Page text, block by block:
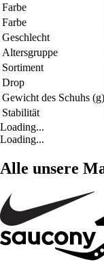
Farbe
Farbe
Geschlecht
Altersgruppe
Sortiment
Drop
Gewicht des Schuhs (g)
Stabilität
Loading...
Loading...
Alle unsere